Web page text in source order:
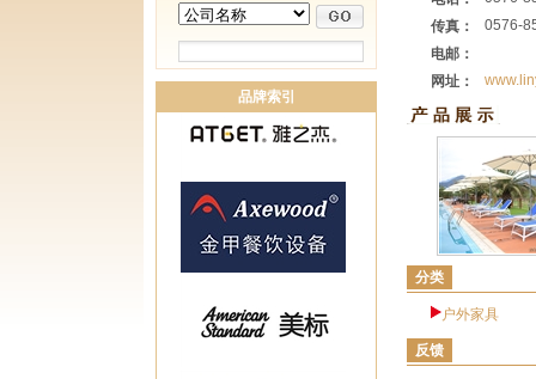
品牌索引
传真：
0576-
电邮：
网址：
分类
户外家具
反馈